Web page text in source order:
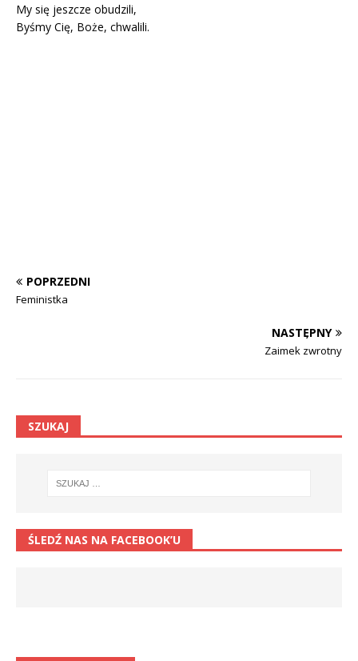
My się jeszcze obudzili,
Byśmy Cię, Boże, chwalili.
POPRZEDNI
Feministka
NASTĘPNY
Zaimek zwrotny
SZUKAJ
ŚLEDŹ NAS NA FACEBOOK’U